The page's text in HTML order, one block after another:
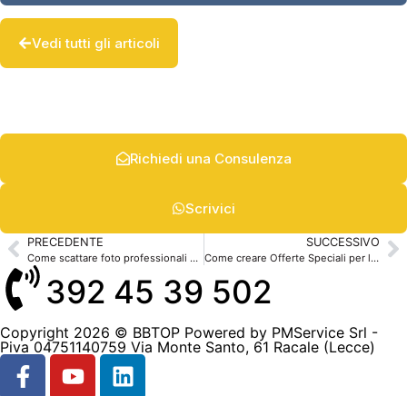
Vedi tutti gli articoli
Richiedi una Consulenza
Scrivici
PRECEDENTE
Come scattare foto professionali per il tuo B&B?
SUCCESSIVO
Come creare Offerte Speciali per la tua struttura
392 45 39 502
Copyright 2026 © BBTOP Powered by PMService Srl -
Piva 04751140759 Via Monte Santo, 61 Racale (Lecce)